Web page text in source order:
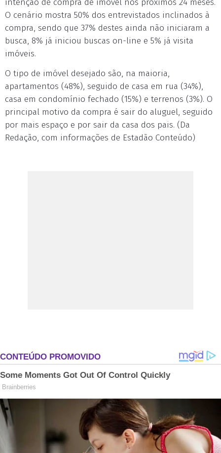
intenção de compra de imóvel nos próximos 24 meses.
O cenário mostra 50% dos entrevistados inclinados à
compra, sendo que 37% destes ainda não iniciaram a
busca, 8% já iniciou buscas on-line e 5% já visita
imóveis.
O tipo de imóvel desejado são, na maioria,
apartamentos (48%), seguido de casa em rua (34%),
casa em condomínio fechado (15%) e terrenos (3%). O
principal motivo da compra é sair do aluguel, seguido
por mais espaço e por sair da casa dos pais. (Da
Redação, com informações de Estadão Conteúdo)